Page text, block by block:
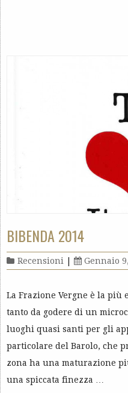
BIBENDA 2014
Recensioni Gennaio
La Frazione Vergne è la più
tanto da godere di un
luoghi quasi santi per gli
particolare del Barolo, che
zona ha una maturazione
una spiccata finezza …